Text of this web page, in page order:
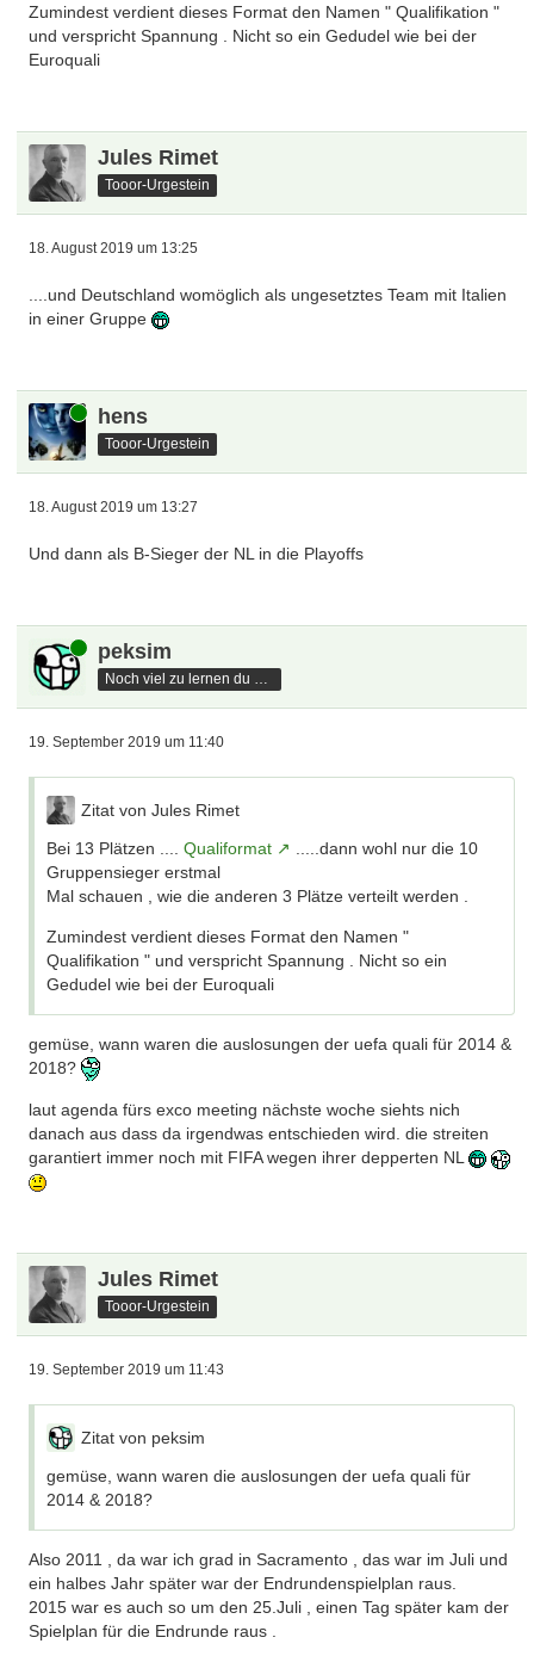
Zumindest verdient dieses Format den Namen " Qualifikation "
und verspricht Spannung . Nicht so ein Gedudel wie bei der
Euroquali
Jules Rimet
Tooor-Urgestein
18. August 2019 um 13:25
....und Deutschland womöglich als ungesetztes Team mit Italien
in einer Gruppe
Online hens
Tooor-Urgestein
18. August 2019 um 13:27
Und dann als B-Sieger der NL in die Playoffs
Online peksim
19. September 2019 um 11:40
Zitat von Jules Rimet
Bei 13 Plätzen ....Qualiformat
.....dann wohl nur die 10
Gruppensieger erstmal
Mal schauen , wie die anderen 3 Plätze verteilt werden .
Zumindest verdient dieses Format den Namen "
Qualifikation " und verspricht Spannung . Nicht so ein
Gedudel wie bei der Euroquali
gemüse, wann waren die auslosungen der uefa quali für 2014 &
2018?
laut agenda fürs exco meeting nächste woche siehts nich
danach aus dass da irgendwas entschieden wird. die streiten
garantiert immer noch mit FIFA wegen ihrer depperten NL
Jules Rimet
Tooor-Urgestein
19. September 2019 um 11:43
Zitat von peksim
gemüse, wann waren die auslosungen der uefa quali für
2014 & 2018?
Also 2011 , da war ich grad in Sacramento , das war im Juli und
ein halbes Jahr später war der Endrundenspielplan raus.
2015 war es auch so um den 25.Juli , einen Tag später kam der
Spielplan für die Endrunde raus .